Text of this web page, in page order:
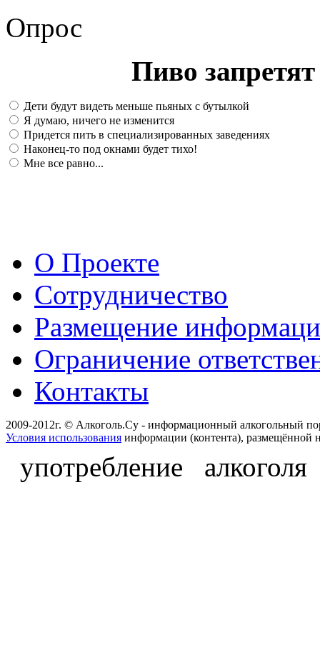
Опрос
Пиво
Дети будут видеть меньше пьяных с бутылкой
Я думаю, ничего не изменится
Придется пить в специализированных заведениях
Наконец-то под окнами будет тихо!
Мне все равно...
О Проекте
Сотрудничество
Размещение
Ограничение
Контакты
2009-2012г. © Алкоголь.Су - информационный алкогольный
Условия использования информации (контента), размещённой
употребление